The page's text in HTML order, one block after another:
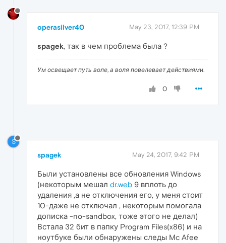
operasilver40 May 23, 2017, 12:39 PM
spagek, так в чем проблема была ?
Ум освещает путь воле, а воля повелевает действиями.
0
S
spagek May 24, 2017, 9:42 PM
Были установлены все обновления Windows
(некоторым мешал dr.web 9 вплоть до
удаления ,а не отключения его, у меня стоит
10-даже не отключал , некоторым помогала
дописка -no-sandbox, тоже этого не делал)
Встала 32 бит в папку Program Files(x86) и на
ноутбуке были обнаружены следы Mc Afee